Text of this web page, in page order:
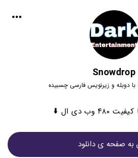
Snowdrop
دوبله و زیرنویس فارسی چسبیده
وب دی ال ⬇️
به صفحه ی دانلود